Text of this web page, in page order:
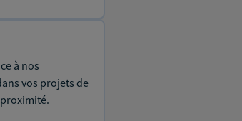
à nos
vos projets de